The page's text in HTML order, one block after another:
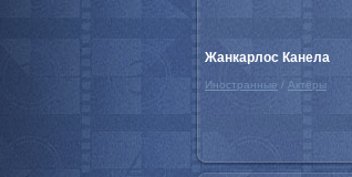
Жанкарлос Канела
Иностранные / Актёры